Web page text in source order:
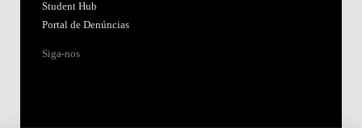
Student Hub
Portal de Denúncias
Siga-nos